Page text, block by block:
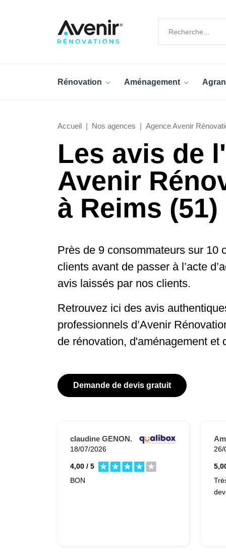
Rénovation Aménagement
Accueil Nos agences Agence Avenir
Les avis de
Avenir
à Reims (51)
Près de 9 consommateurs sur 10
clients avant de passer à l’acte
avis laissés par nos clients.
Retrouvez ici des avis
professionnels d’Avenir
de rénovation, d'aménagement et
Demande de devis gratuit
claudine GENON.
18/07/2026
4,00 / 5
BON
26/